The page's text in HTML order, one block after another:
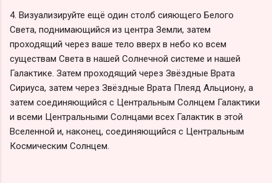
4. Визуализируйте ещё один столб сияющего Белого
Света, поднимающийся из центра Земли, затем
проходящий через ваше тело вверх в небо ко всем
существам Света в нашей Солнечной системе и нашей
Галактике. Затем проходящий через Звёздные Врата
Сириуса, затем через Звёздные Врата Плеяд Альциону, а
затем соединяющийся с Центральным Солнцем Галактики
и всеми Центральными Солнцами всех Галактик в этой
Вселенной и, наконец, соединяющийся с Центральным
Космическим Солнцем.